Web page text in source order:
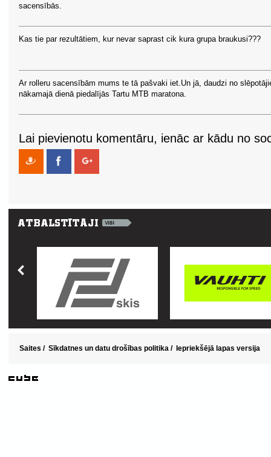
sacensībās.
Kas tie par rezultātiem, kur nevar saprast cik kura grupa braukusi???
Ar rolleru sacensībām mums te tā pašvaki iet.Un jā, daudzi no
nākamajā dienā piedalījās Tartu MTB maratona.
Lai pievienotu komentāru, ienāc ar kādu no
Saites / Sīkdatnes un datu drošības politika / Iepriekšējā lapas versija